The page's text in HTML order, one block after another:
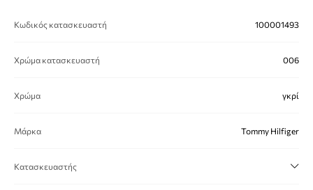
Κωδικός κατασκευαστή 100001493
Χρώμα κατασκευαστή 006
Χρώμα γκρί
Μάρκα Tommy Hilfiger
Κατασκευαστής